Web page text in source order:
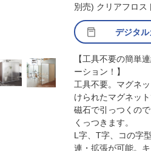
デジタ
別売) クリアフロス
【工具不要の簡単
ーション！】
工具不要。マグネ
けられたマグネッ
磁石で引っつくの
くっつきます。
L字、T字、コの字
連・拡張が可能。